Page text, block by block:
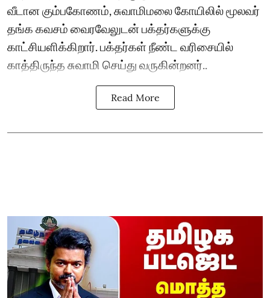
வீடான கும்பகோணம், சுவாமிமலை கோயிலில் மூலவர்
தங்க கவசம் வைரவேலுடன் பக்தர்களுக்கு
காட்சியளிக்கிறார். பக்தர்கள் நீண்ட வரிசையில்
காத்திருந்த சுவாமி செய்து வருகின்றனர்..
Read More